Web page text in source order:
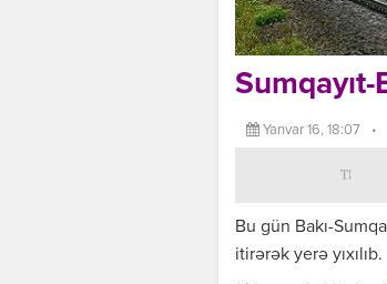
Sumqayıt-
Yanvar 16, 18:07 •
Bu gün Bakı-
itirərək yerə yıxılıb.